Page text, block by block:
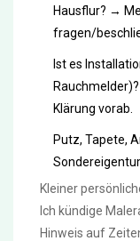
Hausflur? →
fragen/
Ist es
Klärung vorab.
Putz, Tapete,
Kleiner
Ich kündige
Hinweis auf